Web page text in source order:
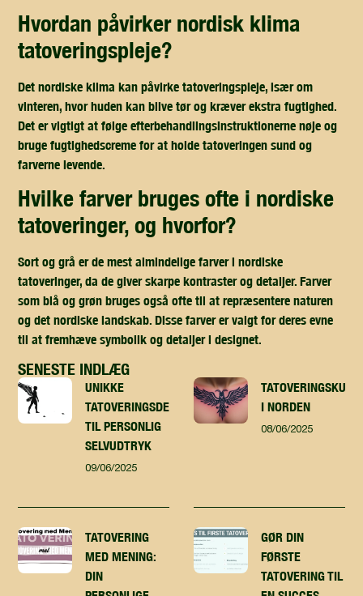
hvordan påvirker nordisk klima
tatoveringspleje?
Det nordiske klima kan påvirke tatoveringspleje, især om
vinteren, hvor huden kan blive tør og kræver ekstra fugtighed.
Det er vigtigt at følge efterbehandlingsinstruktionerne nøje og
bruge fugtighedscreme for at holde tatoveringen sund og
farverne levende.
hvilke farver bruges ofte i nordiske
tatoveringer, og hvorfor?
Sort og grå er de mest almindelige farver i nordiske
tatoveringer, da de giver skarpe kontraster og detaljer. Farver
som blå og grøn bruges også ofte til at repræsentere naturen
og det nordiske landskab. Disse farver er valgt for deres evne
til at fremhæve symbolik og detaljer i designet.
SENESTE INDLÆG
UNIKKE
TATOVERINGSDESIGN
TIL PERSONLIG
SELVUDTRYK
09/06/2025
TATOVERINGSKUNST
I NORDEN
08/06/2025
TATOVERING
MED MENING:
DIN
GØR DIN
FØRSTE
TATOVERING TIL